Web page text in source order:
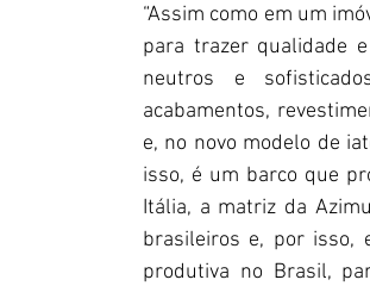
“Assim como em um
para trazer qualidade
neutros e
acabamentos,
e, no novo modelo de
isso, é um barco que
Itália, a matriz da
brasileiros e, por isso,
produtiva no Brasil,